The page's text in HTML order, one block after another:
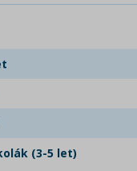
(3-5 let)